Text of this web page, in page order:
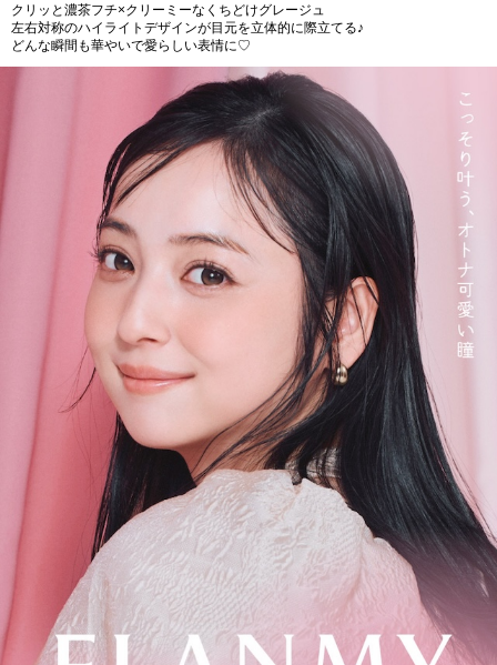
クリッと濃茶フチ×クリーミーなくちどけグレージュ
左右対称のハイライトデザインが目元を立体的に際立てる♪
どんな瞬間も華やいで愛らしい表情に♡